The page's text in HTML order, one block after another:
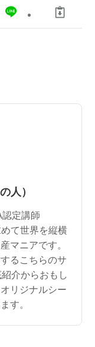
人）
定講師
て世界を縦横
マニアです。
るこちらのサ
介からおもし
リジナルシー
す。